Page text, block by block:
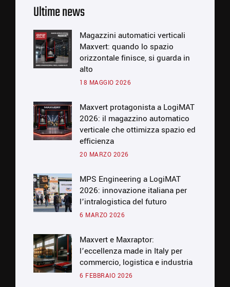
Ultime news
Magazzini automatici verticali
Maxvert: quando lo spazio
orizzontale finisce, si guarda in
alto
18 MAGGIO 2026
Maxvert protagonista a LogiMAT
2026: il magazzino automatico
verticale che ottimizza spazio ed
efficienza
20 MARZO 2026
MPS Engineering a LogiMAT
2026: innovazione italiana per
l’intralogistica del futuro
6 MARZO 2026
Maxvert e Maxraptor:
l’eccellenza made in Italy per
commercio, logistica e industria
6 FEBBRAIO 2026